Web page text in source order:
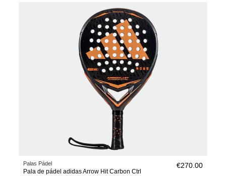
Palas Pádel
Pala de pádel adidas Arrow Hit Carbon Ctrl
€270.00